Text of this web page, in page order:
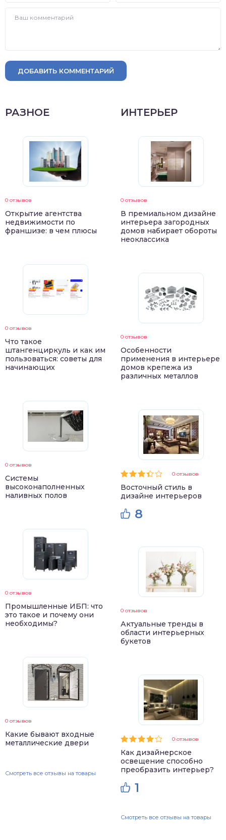
ДОБАВИТЬ КОММЕНТАРИЙ
РАЗНОЕ
0 отзывов
Открытие агентства
недвижимости по
франшизе: в чем плюсы
0 отзывов
Что такое
штангенциркуль и как им
пользоваться: советы для
начинающих
0 отзывов
Системы
высоконаполненных
наливных полов
0 отзывов
Промышленные ИБП: что
это такое и почему они
необходимы?
0 отзывов
Какие бывают входные
металлические двери
Смотреть все отзывы на товары
ИНТЕРЬЕР
0 отзывов
В премиальном дизайне
интерьера загородных
домов набирает обороты
неоклассика
0 отзывов
Особенности
применения в интерьере
домов крепежа из
различных металлов
0 отзывов
Восточный стиль в
дизайне интерьеров
8
0 отзывов
Актуальные тренды в
области интерьерных
букетов
0 отзывов
Как дизайнерское
освещение способно
преобразить интерьер?
1
Смотреть все отзывы на товары